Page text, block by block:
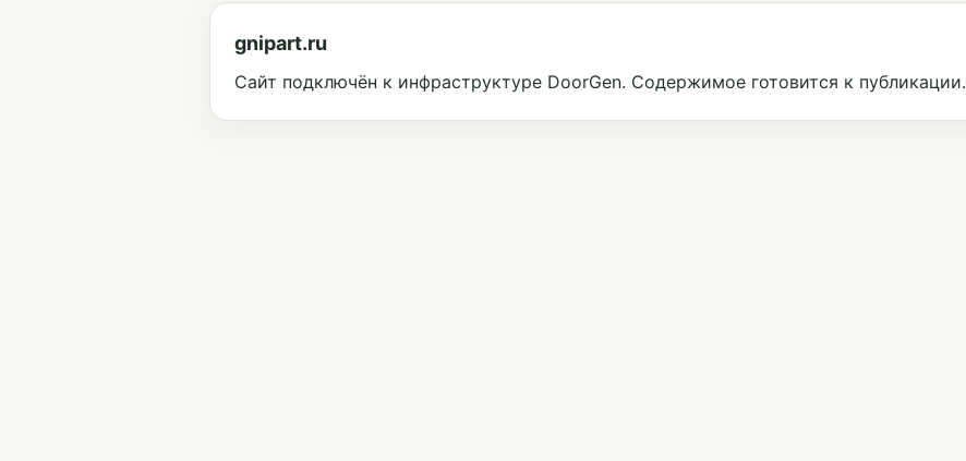
gnipart.ru
Сайт подключён к инфраструктуре DoorGen. Содержимое готовится к публикации.